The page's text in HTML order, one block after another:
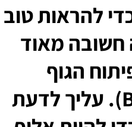
להראות טוב
חשובה מאוד
הגוף
). עליך לדעת